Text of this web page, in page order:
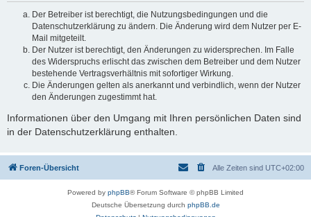
Der Betreiber ist berechtigt, die Nutzungsbedingungen und die
Datenschutzerklärung zu ändern. Die Änderung wird dem Nutzer per E-
Mail mitgeteilt.
Der Nutzer ist berechtigt, den Änderungen zu widersprechen. Im Falle
des Widerspruchs erlischt das zwischen dem Betreiber und dem Nutzer
bestehende Vertragsverhältnis mit sofortiger Wirkung.
Die Änderungen gelten als anerkannt und verbindlich, wenn der Nutzer
den Änderungen zugestimmt hat.
Informationen über den Umgang mit Ihren persönlichen Daten sind
in der Datenschutzerklärung enthalten.
Foren-Übersicht Alle Zeiten sind UTC+02:00
Powered by phpBB® Forum Software © phpBB Limited
Deutsche Übersetzung durch phpBB.de